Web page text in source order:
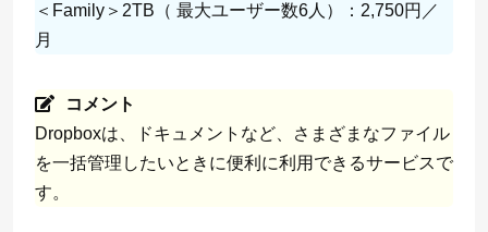
＜Family＞2TB（ 最大ユーザー数6人）：2,750円／
月
コメント
Dropboxは、ドキュメントなど、さまざまなファイル
を一括管理したいときに便利に利用できるサービスで
す。